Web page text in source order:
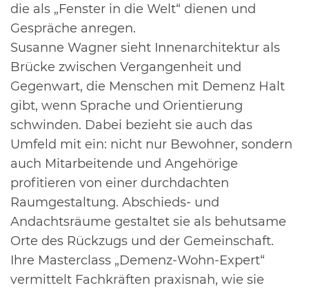
die als „Fenster in die Welt“ dienen und
Gespräche anregen.
Susanne Wagner sieht Innenarchitektur als
Brücke zwischen Vergangenheit und
Gegenwart, die Menschen mit Demenz Halt
gibt, wenn Sprache und Orientierung
schwinden. Dabei bezieht sie auch das
Umfeld mit ein: nicht nur Bewohner, sondern
auch Mitarbeitende und Angehörige
profitieren von einer durchdachten
Raumgestaltung. Abschieds- und
Andachtsräume gestaltet sie als behutsame
Orte des Rückzugs und der Gemeinschaft.
Ihre Masterclass „Demenz-Wohn-Expert“
vermittelt Fachkräften praxisnah, wie sie